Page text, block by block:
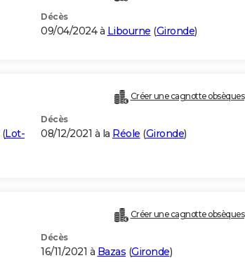
Décès
09/04/2024 à Libourne (Gironde)
Créer une cagnotte obsèques
(Lot-
Décès
08/12/2021 à la Réole (Gironde)
Créer une cagnotte obsèques
Décès
16/11/2021 à Bazas (Gironde)